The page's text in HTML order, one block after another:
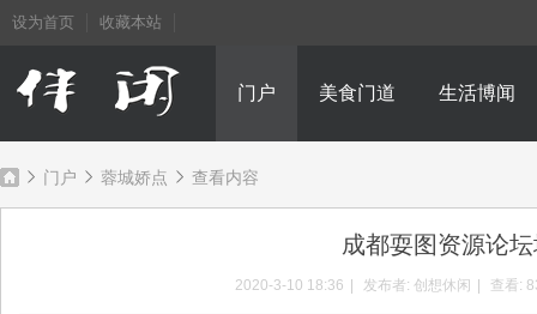
设为首页 收藏本站
门户 美食门道 生活博闻
门户 蓉城娇点 查看内容
成都耍图资源论
2020-3-10 18:36 发布者: 创想休闲 查看: